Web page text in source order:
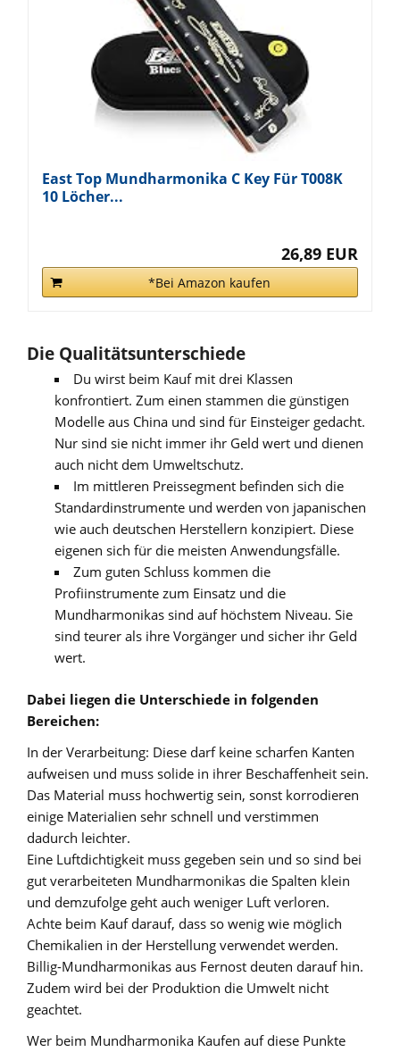
East Top Mundharmonika C Key Für T008K
10 Löcher...
26,89 EUR
*Bei Amazon kaufen
Die Qualitätsunterschiede
Du wirst beim Kauf mit drei Klassen
konfrontiert. Zum einen stammen die günstigen
Modelle aus China und sind für Einsteiger gedacht.
Nur sind sie nicht immer ihr Geld wert und dienen
auch nicht dem Umweltschutz.
Im mittleren Preissegment befinden sich die
Standardinstrumente und werden von japanischen
wie auch deutschen Herstellern konzipiert. Diese
eigenen sich für die meisten Anwendungsfälle.
Zum guten Schluss kommen die
Profiinstrumente zum Einsatz und die
Mundharmonikas sind auf höchstem Niveau. Sie
sind teurer als ihre Vorgänger und sicher ihr Geld
wert.
Dabei liegen die Unterschiede in folgenden
Bereichen:
In der Verarbeitung: Diese darf keine scharfen Kanten
aufweisen und muss solide in ihrer Beschaffenheit sein.
Das Material muss hochwertig sein, sonst korrodieren
einige Materialien sehr schnell und verstimmen
dadurch leichter.
Eine Luftdichtigkeit muss gegeben sein und so sind bei
gut verarbeiteten Mundharmonikas die Spalten klein
und demzufolge geht auch weniger Luft verloren.
Achte beim Kauf darauf, dass so wenig wie möglich
Chemikalien in der Herstellung verwendet werden.
Billig-Mundharmonikas aus Fernost deuten darauf hin.
Zudem wird bei der Produktion die Umwelt nicht
geachtet.
Wer beim Mundharmonika Kaufen auf diese Punkte